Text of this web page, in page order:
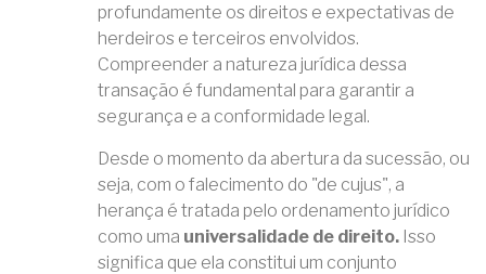
profundamente os direitos e expectativas de
herdeiros e terceiros envolvidos.
Compreender a natureza jurídica dessa
transação é fundamental para garantir a
segurança e a conformidade legal.
Desde o momento da abertura da sucessão, ou
seja, com o falecimento do "de cujus", a
herança é tratada pelo ordenamento jurídico
como uma universalidade de direito. Isso
significa que ela constitui um conjunto